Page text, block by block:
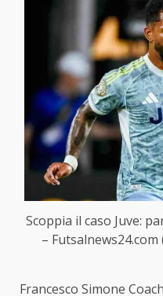
Scoppia il caso Juve:
–
Francesco Simone